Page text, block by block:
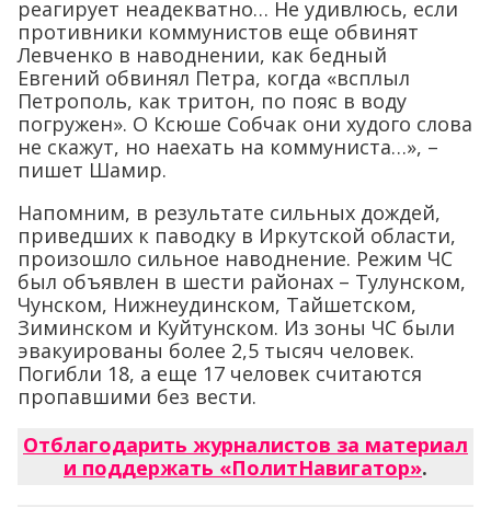
реагирует неадекватно… Не удивлюсь, если
противники коммунистов еще обвинят
Левченко в наводнении, как бедный
Евгений обвинял Петра, когда «всплыл
Петрополь, как тритон, по пояс в воду
погружен». О Ксюше Собчак они худого слова
не скажут, но наехать на коммуниста…», –
пишет Шамир.
Напомним, в результате сильных дождей,
приведших к паводку в Иркутской области,
произошло сильное наводнение. Режим ЧС
был объявлен в шести районах – Тулунском,
Чунском, Нижнеудинском, Тайшетском,
Зиминском и Куйтунском. Из зоны ЧС были
эвакуированы более 2,5 тысяч человек.
Погибли 18, а еще 17 человек считаются
пропавшими без вести.
Отблагодарить журналистов за материал
и поддержать «ПолитНавигатор».